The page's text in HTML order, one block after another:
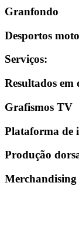
Granfondo
Desportos
Serviços:
Resultados em
Grafismos TV
Plataforma de
Produção
Merchandising